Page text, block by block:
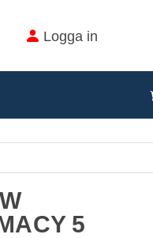
Logga in
5